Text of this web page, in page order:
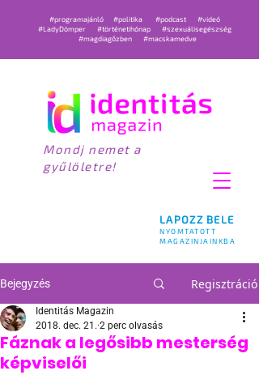
LAPOZZ BELE
NYOMTATOTT
MAGAZINJAINKBA
#programajánló #politika #podcast
#videó
#LadyDömper
#történetihónap
#szexuálisegészség
#magdiagőzben
#macskamedve
Mondj nemet a
gyűlöletre!
Bejegyzés Regisztráció
Fáznak a legősibb mesterség
képviselői
Identitás Magazin
2018. dec. 21. 2 perc olvasás